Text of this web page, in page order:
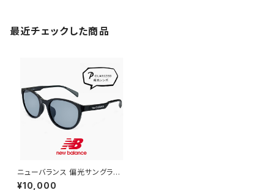
最近チェックした商品
ニューバランス 偏光サングラス
nbs08116x c01p 偏光 スポー
¥10,000